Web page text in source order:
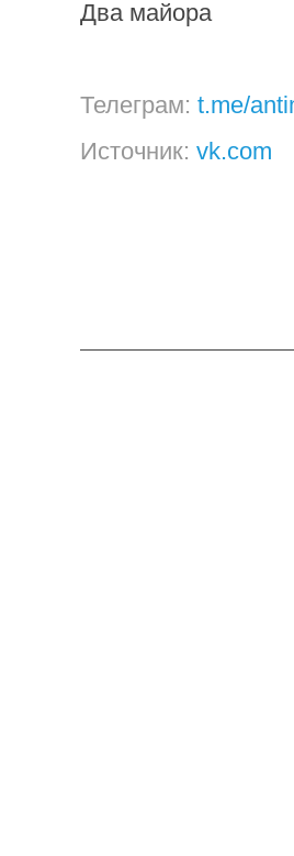
Два майора
Телеграм: t.me/
Источник: vk.com